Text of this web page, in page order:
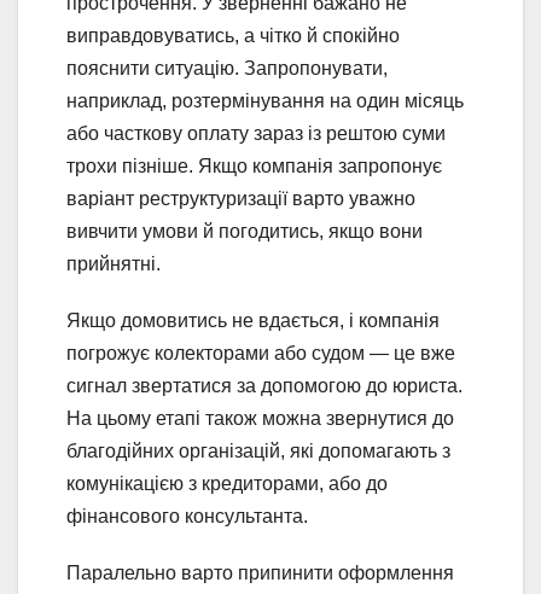
виправдовуватись, а чітко й спокійно
пояснити ситуацію. Запропонувати,
наприклад, розтермінування на один місяць
або часткову оплату зараз із рештою суми
трохи пізніше. Якщо компанія запропонує
варіант реструктуризації варто уважно
вивчити умови й погодитись, якщо вони
прийнятні.
Якщо домовитись не вдається, і компанія
погрожує колекторами або судом — це вже
сигнал звертатися за допомогою до юриста.
На цьому етапі також можна звернутися до
благодійних організацій, які допомагають з
комунікацією з кредиторами, або до
фінансового консультанта.
Паралельно варто припинити оформлення